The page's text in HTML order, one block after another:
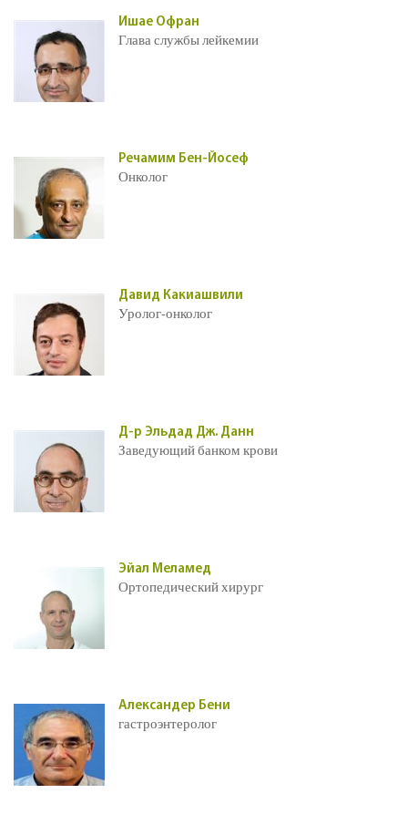
Ишае Офран
Глава службы лейкемии
Речамим Бен-Йосеф
Онколог
Давид Какиашвили
Уролог-онколог
Д-р Эльдад Дж. Данн
Заведующий банком крови
Эйал Меламед
Ортопедический хирург
Александер Бени
гастроэнтеролог